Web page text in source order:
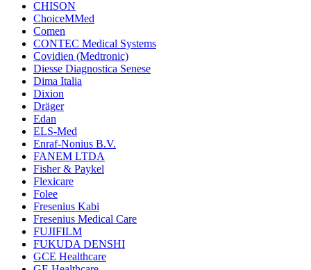
CHISON
ChoiceMMed
Comen
CONTEC Medical Systems
Covidien (Medtronic)
Diesse Diagnostica Senese
Dima Italia
Dixion
Dräger
Edan
ELS-Med
Enraf-Nonius B.V.
FANEM LTDA
Fisher & Paykel
Flexicare
Folee
Fresenius Kabi
Fresenius Medical Care
FUJIFILM
FUKUDA DENSHI
GCE Healthcare